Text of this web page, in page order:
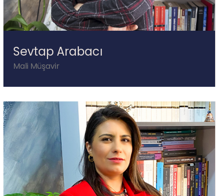
Sevtap Arabacı
Mali Müşavir